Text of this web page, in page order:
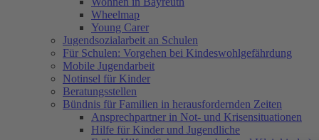
Wheelmap
Young Carer
Jugendsozialarbeit an Schulen
Für Schulen: Vorgehen bei Kindeswohlgefährdung
Mobile Jugendarbeit
Notinsel für Kinder
Beratungsstellen
Bündnis für Familien in herausfordernden Zeiten
Ansprechpartner in Not- und Krisensituationen
Hilfe für Kinder und Jugendliche